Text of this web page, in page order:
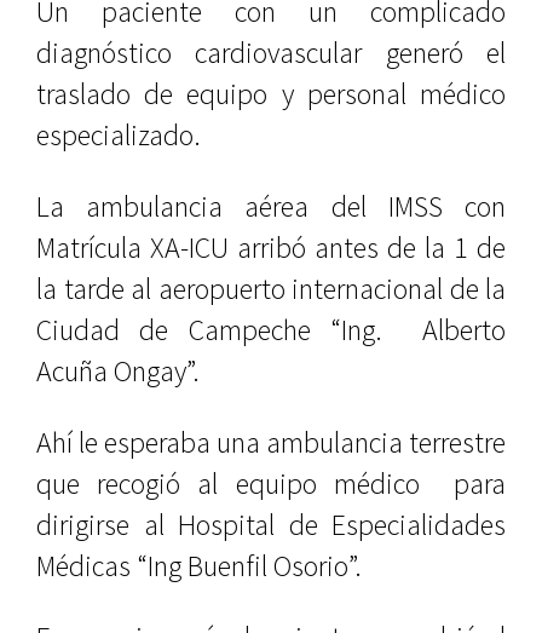
Un paciente con un complicado
diagnóstico cardiovascular generó el
traslado de equipo y personal médico
especializado.
La ambulancia aérea del IMSS con
Matrícula XA-ICU arribó antes de la 1 de
la tarde al aeropuerto internacional de la
Ciudad de Campeche “Ing. Alberto
Acuña Ongay”.
Ahí le esperaba una ambulancia terrestre
que recogió al equipo médico para
dirigirse al Hospital de Especialidades
Médicas “Ing Buenfil Osorio”.